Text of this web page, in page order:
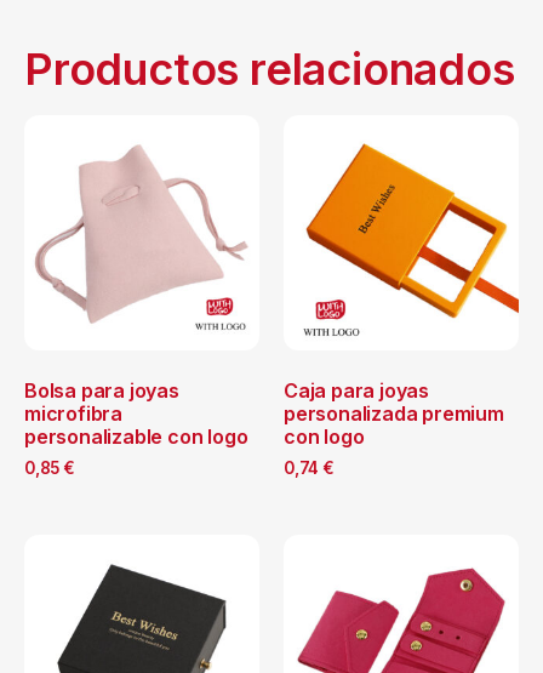
Productos relacionados
Bolsa para joyas
microfibra
personalizable con logo
0,85 €
Caja para joyas
personalizada premium
con logo
0,74 €